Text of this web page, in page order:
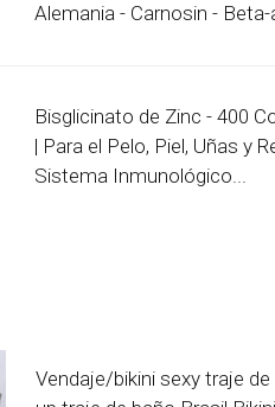
Alemania - Carnosin - Beta-
Bisglicinato de Zinc - 400
| Para el Pelo, Piel, Uñas y
Sistema Inmunológico...
Vendaje/bikini sexy traje